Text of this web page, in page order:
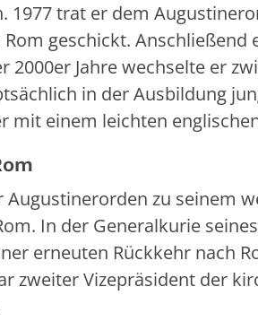
1977 trat er dem
geschickt.
2000er Jahre wechselte er
in der Ausbildung
mit einem leichten
Augustinerorden zu seinem
In der Generalkurie
erneuten Rückkehr nach
zweiter Vizepräsident der